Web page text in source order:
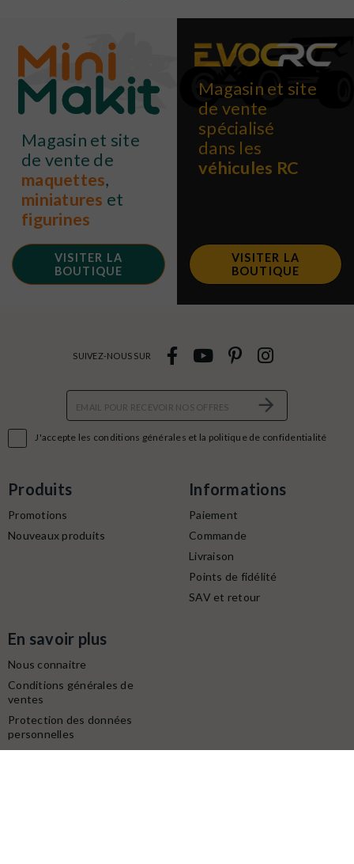
Magasin et site
de vente de
maquettes,
miniatures et
figurines
VISITER LA
BOUTIQUE
Magasin et site
de vente
spécialisé
dans les
véhicules RC
VISITER LA
BOUTIQUE
J'accepte les conditions générales et la politique de confidentialité
SUIVEZ-NOUS SUR
Produits
Promotions
Nouveaux produits
Informations
Paiement
Commande
Livraison
Points de fidélité
SAV et retour
En savoir plus
Nous connaitre
Conditions générales de
ventes
Protection des données
personnelles
Mentions légales